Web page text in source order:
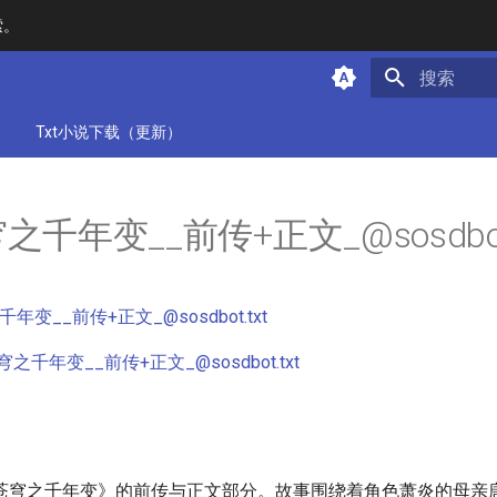
Txt小说下载（更新）
千年变__前传+正文
年变__前传+正文 _@sosdbot.txt
之千年变__前传+正文 _@sosdbot.txt
穹之千年变》的前传与正文部分。故事围绕着角色萧炎的母亲